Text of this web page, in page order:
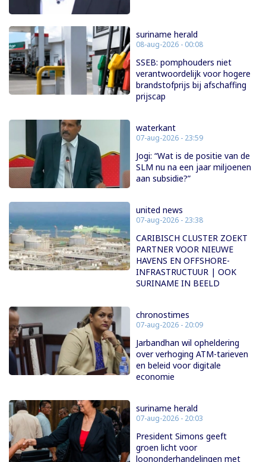
suriname herald
08-aug-2026 - 00:08
SSEB: pomphouders niet
verantwoordelijk voor hogere
brandstofprijs bij afschaffing
prijscap
waterkant
07-aug-2026 - 23:59
Jogi: “Wat is de positie van de
SLM nu na een jaar miljoenen
aan subsidie?”
united news
07-aug-2026 - 23:38
CARIBISCH CLUSTER ZOEKT
PARTNER VOOR NIEUWE
HAVENS EN OFFSHORE-
INFRASTRUCTUUR | OOK
SURINAME IN BEELD
chronostimes
07-aug-2026 - 20:09
Jarbandhan wil opheldering
over verhoging ATM-tarieven
en beleid voor digitale
economie
suriname herald
07-aug-2026 - 20:03
President Simons geeft
groen licht voor
loononderhandelingen met